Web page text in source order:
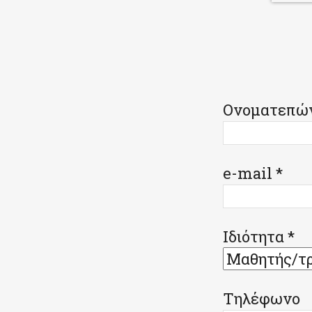
e-mail *
Ιδιότητα *
Τηλέφωνο